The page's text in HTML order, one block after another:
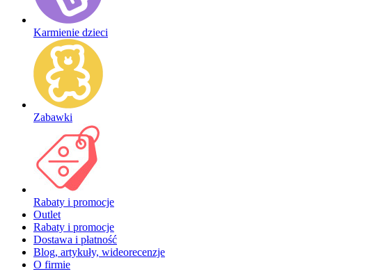
Karmienie dzieci
Zabawki
Rabaty i promocje
Outlet
Rabaty i promocje
Dostawa i płatność
Blog, artykuły, wideorecenzje
O firmie